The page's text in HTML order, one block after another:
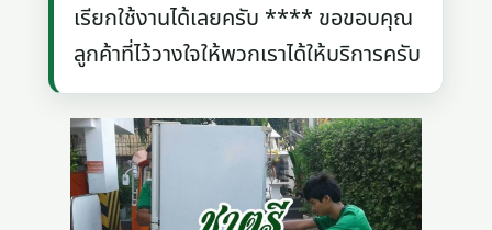
เรียกใช้งานได้เลยครับ **** ขอขอบคุณ
ลูกค้าที่ไว้วางใจให้พวกเราได้ให้บริการครับ